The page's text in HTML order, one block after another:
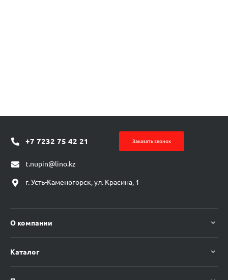
+7 7232 75 42 21 Заказать звонок
t.nupin@lino.kz
г. Усть-Каменогорск, ул. Красина, 1
О компании
Каталог